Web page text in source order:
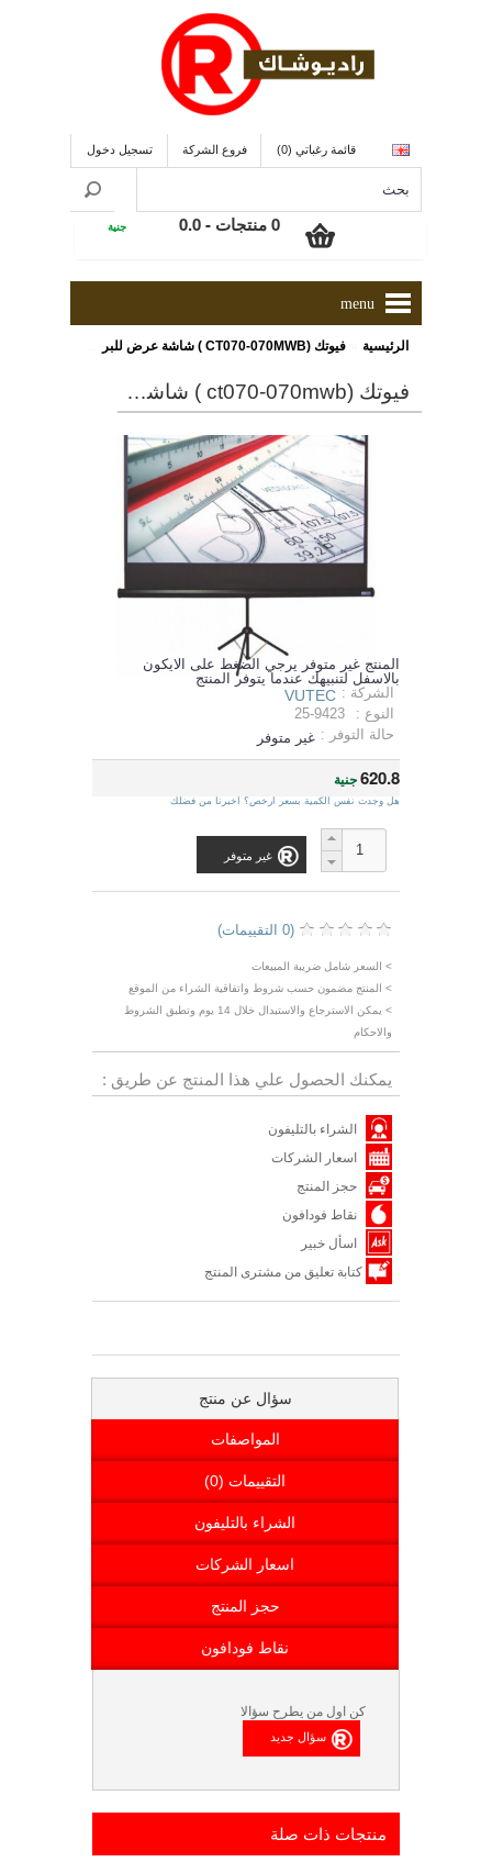
قائمة رغباتي (0) فروع الشركة تسجيل دخول
0 منتجات - 0.0 جنية
menu
الرئيسية فيوتك (CT070-070MWB ) شاشة عرض للبروجيكتور بإستاند ثلاثى الأرجل
فيوتك (ct070-070mwb ) شاشة عرض للبروجيكتور بإستاند ثلاثى الأرجل
المنتج غير متوفر يرجي الضغط على الايكون
بالاسفل لتنبيهك عندما يتوفر المنتج
الشركة : VUTEC
النوع :
25-9423
حالة التوفر : غير متوفر
620.8جنية
هل وجدت نفس الكمية بسعر ارخص؟ اخبرنا من فضلك
غير متوفر
(0 التقييمات)
> السعر شامل ضريبة المبيعات
> المنتج مضمون حسب شروط واتفاقية الشراء من الموقع
> يمكن الاسترجاع والاستبدال خلال 14 يوم وتطبق الشروط
والاحكام
يمكنك الحصول علي هذا المنتج عن طريق :
الشراء بالتليفون
اسعار الشركات
حجز المنتج
نقاط فودافون
اسأل خبير
كتابة تعليق من مشترى المنتج
سؤال عن منتج
المواصفات
التقييمات (0)
الشراء بالتليفون
اسعار الشركات
حجز المنتج
نقاط فودافون
كن اول من يطرح سؤالا
منتجات ذات صلة